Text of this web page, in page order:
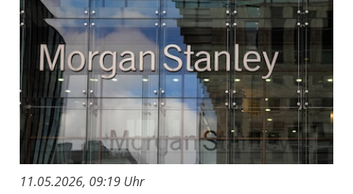
11.05.2026, 09:19 Uhr